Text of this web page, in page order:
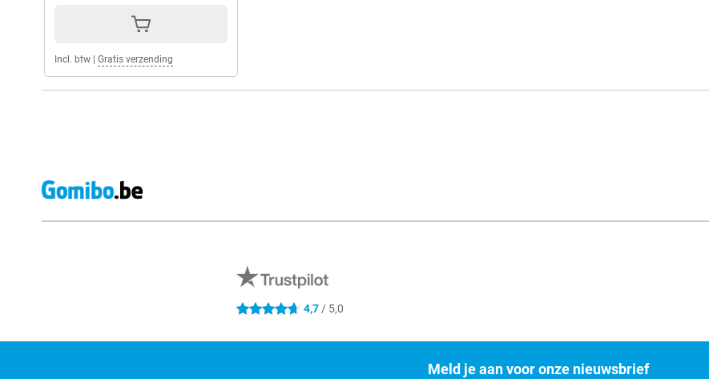
Incl. btw Gratis verzending
4.7 sterren 4,7 / 5,0
Meld je aan voor onze nieuwsbrief